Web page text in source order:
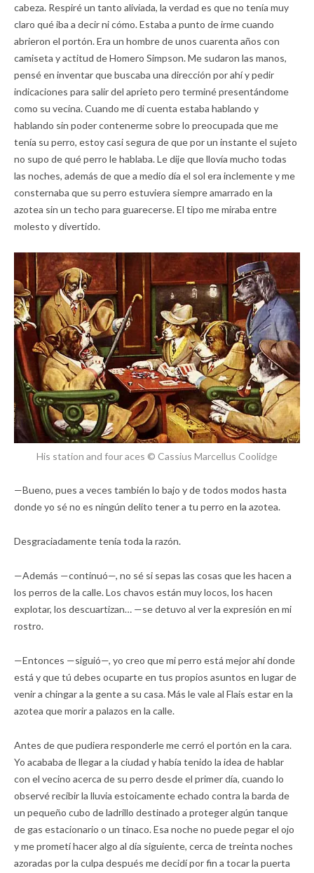
cabeza. Respiré un tanto aliviada, la verdad es que no tenía muy
claro qué iba a decir ni cómo. Estaba a punto de irme cuando
abrieron el portón. Era un hombre de unos cuarenta años con
camiseta y actitud de Homero Simpson. Me sudaron las manos,
pensé en inventar que buscaba una dirección por ahí y pedir
indicaciones para salir del aprieto pero terminé presentándome
como su vecina. Cuando me di cuenta estaba hablando y
hablando sin poder contenerme sobre lo preocupada que me
tenía su perro, estoy casi segura de que por un instante el sujeto
no supo de qué perro le hablaba. Le dije que llovía mucho todas
las noches, además de que a medio día el sol era inclemente y me
consternaba que su perro estuviera siempre amarrado en la
azotea sin un techo para guarecerse. El tipo me miraba entre
molesto y divertido.
His station and four aces © Cassius Marcellus Coolidge
—Bueno, pues a veces también lo bajo y de todos modos hasta
donde yo sé no es ningún delito tener a tu perro en la azotea.
Desgraciadamente tenía toda la razón.
—Además —continuó—, no sé si sepas las cosas que les hacen a
los perros de la calle. Los chavos están muy locos, los hacen
explotar, los descuartizan… —se detuvo al ver la expresión en mi
rostro.
—Entonces —siguió—, yo creo que mi perro está mejor ahí donde
está y que tú debes ocuparte en tus propios asuntos en lugar de
venir a chingar a la gente a su casa. Más le vale al Flais estar en la
azotea que morir a palazos en la calle.
Antes de que pudiera responderle me cerró el portón en la cara.
Yo acababa de llegar a la ciudad y había tenido la idea de hablar
con el vecino acerca de su perro desde el primer día, cuando lo
observé recibir la lluvia estoicamente echado contra la barda de
un pequeño cubo de ladrillo destinado a proteger algún tanque
de gas estacionario o un tinaco. Esa noche no puede pegar el ojo
y me prometí hacer algo al día siguiente, cerca de treinta noches
azoradas por la culpa después me decidí por fin a tocar la puerta